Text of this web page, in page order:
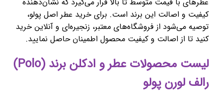
کیفیت و اصالت این برند است. برای خرید عطر اصل پولو،
توصیه می‌شود از فروشگاه‌های معتبر، زنجیره‌ای و آنلاین خرید
کنید تا از اصالت و کیفیت محصول اطمینان حاصل نمایید.
لیست محصولات عطر و ادکلن برند (Polo)
رالف لورن پولو